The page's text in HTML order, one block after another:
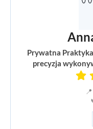
Prywatna
precyzja